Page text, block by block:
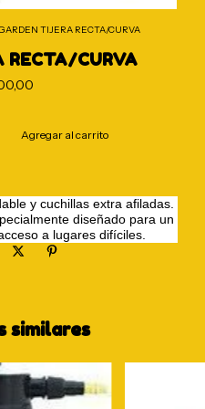
TIJERA RECTA/CURVA
RECTA/CURVA
y cuchillas extra afiladas.
diseñado para un
a lugares difíciles.
similares